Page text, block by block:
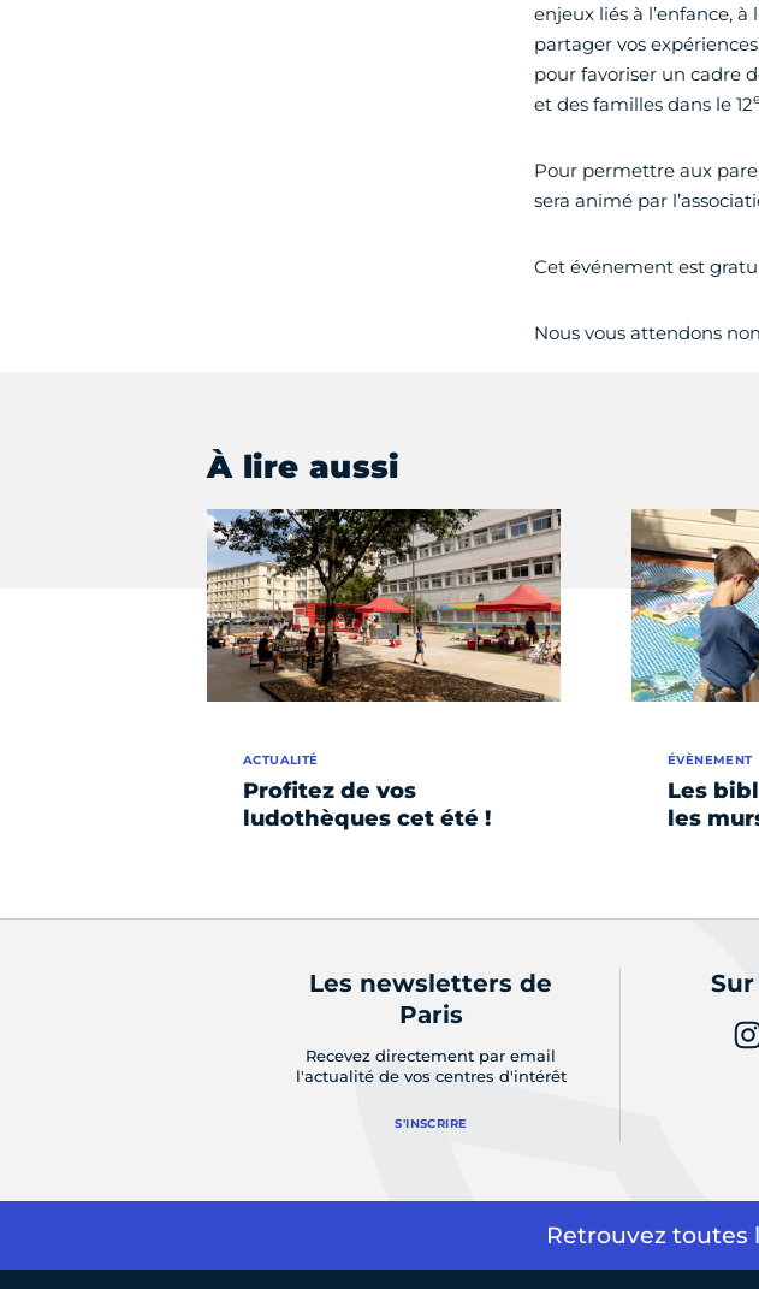
enjeux liés à l’enfance,
partager vos
pour favoriser un cadre
et des familles dans le 12e
Pour permettre aux
sera animé par
Cet événement est
Nous vous attendons
À lire aussi
Profitez de vos
ludothèques cet été !
ACTUALITÉ
Les
les
ÉVÈNEMENT
Les newsletters de
Paris
Recevez directement par email
l'actualité de vos centres d'intérêt
S'INSCRIRE
Retrouvez toutes